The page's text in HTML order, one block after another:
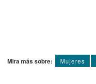
Mira más sobre: Mujeres